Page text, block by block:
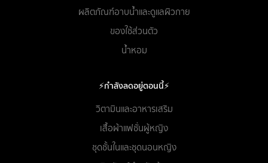
ผลิตภัณฑ์อาบน้ำและดูแลผิวกาย
ของใช้ส่วนตัว
น้ำหอม
⚡กำลังลดอยู่ตอนนี้⚡
วิตามินและอาหารเสริม
เสื้อผ้าแฟชั่นผู้หญิง
ชุดชั้นในและชุดนอนหญิง